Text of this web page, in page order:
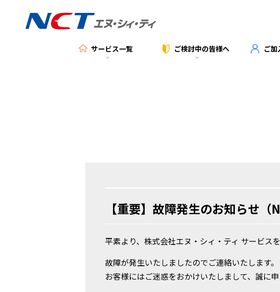
サービス一覧 ご検討中の皆様へ ご
【重要】故障発生のお知らせ（
平素より、株式会社エヌ・シィ・ティ サービス
故障が発生いたしましたのでご連絡いたします。
お客様にはご迷惑をおかけいたしまして、誠に申